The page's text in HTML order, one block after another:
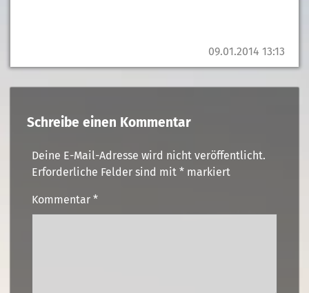
09.01.2014 13:13
Schreibe einen Kommentar
Deine E-Mail-Adresse wird nicht veröffentlicht.
Erforderliche Felder sind mit *markiert
Kommentar *